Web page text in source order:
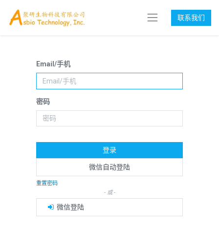
联系我们
Email/手机
密码
登录
微信自动登陆
重置密码
- 或 -
微信登陆